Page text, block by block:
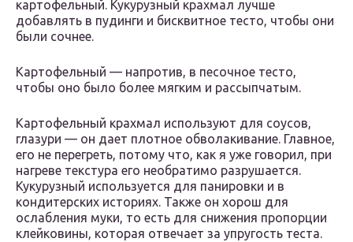
картофельный. Кукурузный крахмал лучше
добавлять в пудинги и бисквитное тесто, чтобы они
были сочнее.
Картофельный — напротив, в песочное тесто,
чтобы оно было более мягким и рассыпчатым.
Картофельный крахмал используют для соусов,
глазури — он дает плотное обволакивание. Главное,
его не перегреть, потому что, как я уже говорил, при
нагреве текстура его необратимо разрушается.
Кукурузный используется для панировки и в
кондитерских историях. Также он хорош для
ослабления муки, то есть для снижения пропорции
клейковины, которая отвечает за упругость теста.